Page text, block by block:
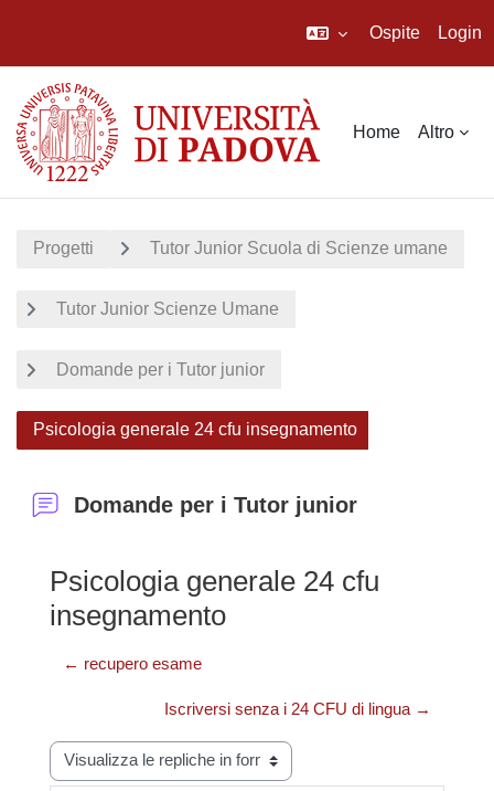
Ospite Login
Home Altro
Progetti Tutor Junior Scuola di Scienze umane
Tutor Junior Scienze Umane
Domande per i Tutor junior
Psicologia generale 24 cfu insegnamento
Domande per i Tutor junior
Psicologia generale 24 cfu
insegnamento
← recupero esame
Iscriversi senza i 24 CFU di lingua →
Modalità visualizzazione